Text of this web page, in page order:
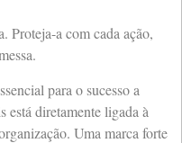
Proteja-a com cada ação,
para o sucesso a
está diretamente ligada à
Uma marca forte